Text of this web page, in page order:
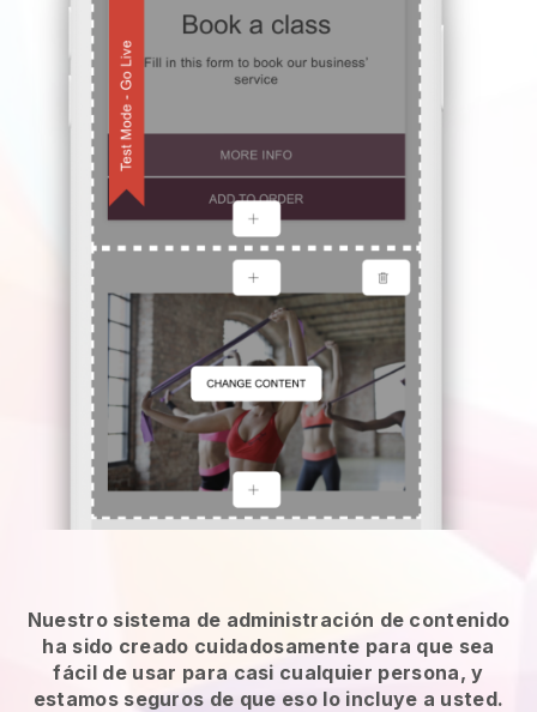
Nuestro sistema de administración de contenido
ha sido creado cuidadosamente para que sea
fácil de usar para casi cualquier persona, y
estamos seguros de que eso lo incluye a usted.